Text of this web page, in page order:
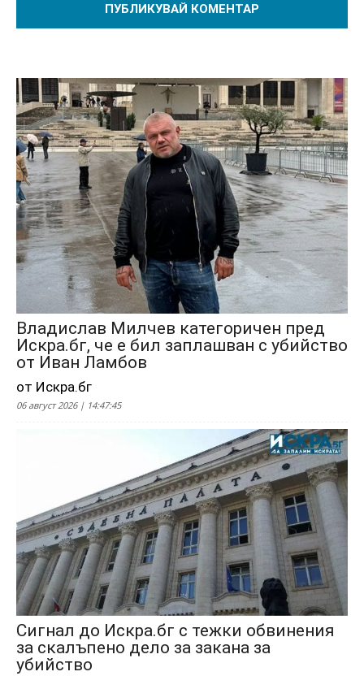
Владислав Милчев категоричен пред
Искра.бг, че е бил заплашван с убийство
от Иван Ламбов
от Искра.бг
06 август 2026 | 14:47:45
Сигнал до Искра.бг с тежки обвинения
за скалъпено дело за закана за
убийство